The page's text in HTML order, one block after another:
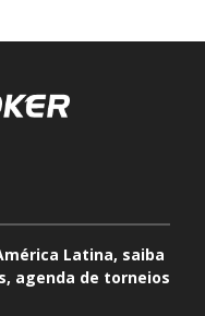
Latina, saiba
agenda de torneios